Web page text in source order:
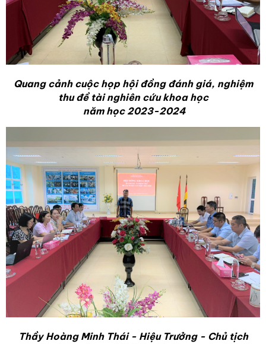
Quang cảnh cuộc họp hội đồng đánh giá, nghiệm
thu đề tài nghiên cứu khoa học
năm học 2023-2024
Thầy Hoàng Minh Thái - Hiệu Trưởng - Chủ tịch